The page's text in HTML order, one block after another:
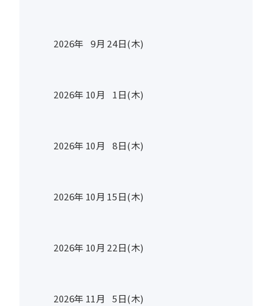
2026年 9月 24日(木)
2026年 10月 1日(木)
2026年 10月 8日(木)
2026年 10月 15日(木)
2026年 10月 22日(木)
2026年 11月 5日(木)